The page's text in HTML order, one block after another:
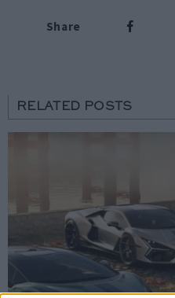
Share
RELATED POSTS